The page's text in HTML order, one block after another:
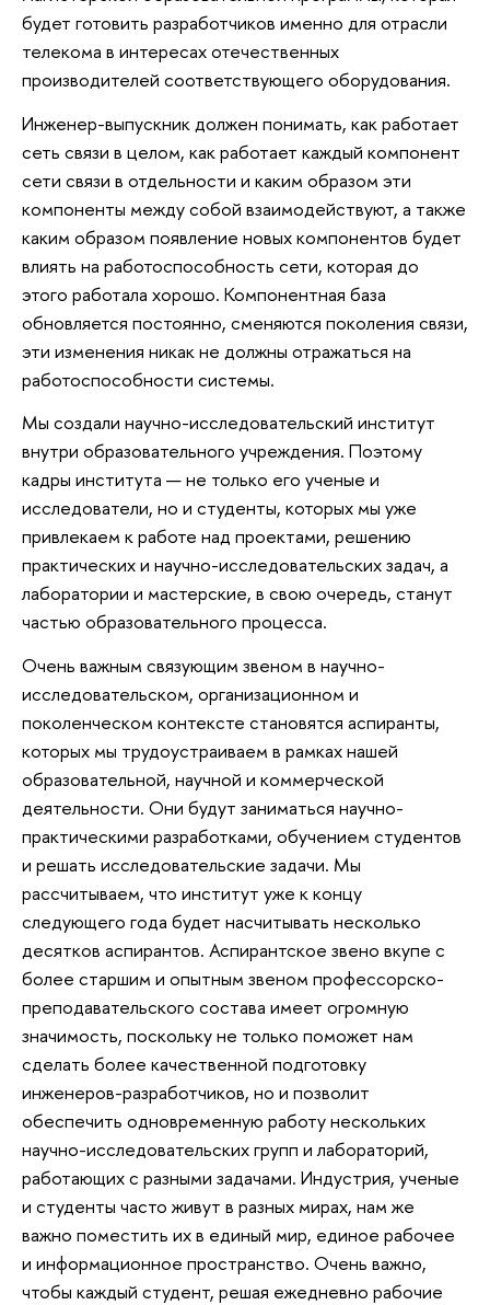
будет готовить разработчиков именно для отрасли
телекома в интересах отечественных
производителей соответствующего оборудования.
Инженер-выпускник должен понимать, как работает
сеть связи в целом, как работает каждый компонент
сети связи в отдельности и каким образом эти
компоненты между собой взаимодействуют, а также
каким образом появление новых компонентов будет
влиять на работоспособность сети, которая до
этого работала хорошо. Компонентная база
обновляется постоянно, сменяются поколения связи,
эти изменения никак не должны отражаться на
работоспособности системы.
Мы создали научно-исследовательский институт
внутри образовательного учреждения. Поэтому
кадры института — не только его ученые и
исследователи, но и студенты, которых мы уже
привлекаем к работе над проектами, решению
практических и научно-исследовательских задач, а
лаборатории и мастерские, в свою очередь, станут
частью образовательного процесса.
Очень важным связующим звеном в научно-
исследовательском, организационном и
поколенческом контексте становятся аспиранты,
которых мы трудоустраиваем в рамках нашей
образовательной, научной и коммерческой
деятельности. Они будут заниматься научно-
практическими разработками, обучением студентов
и решать исследовательские задачи. Мы
рассчитываем, что институт уже к концу
следующего года будет насчитывать несколько
десятков аспирантов. Аспирантское звено вкупе с
более старшим и опытным звеном профессорско-
преподавательского состава имеет огромную
значимость, поскольку не только поможет нам
сделать более качественной подготовку
инженеров-разработчиков, но и позволит
обеспечить одновременную работу нескольких
научно-исследовательских групп и лабораторий,
работающих с разными задачами. Индустрия, ученые
и студенты часто живут в разных мирах, нам же
важно поместить их в единый мир, единое рабочее
и информационное пространство. Очень важно,
чтобы каждый студент, решая ежедневно рабочие